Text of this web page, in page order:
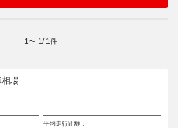
1 〜 1 / 1 件
場
平均走行距離：